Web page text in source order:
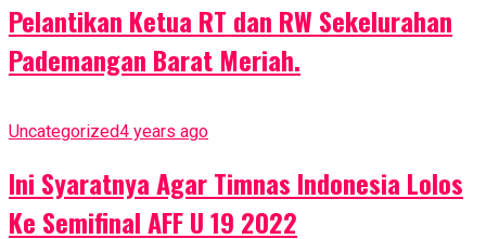
Pelantikan Ketua RT dan RW Sekelurahan
Pademangan Barat Meriah.
Uncategorized4 years ago
Ini Syaratnya Agar Timnas Indonesia Lolos
Ke Semifinal AFF U 19 2022